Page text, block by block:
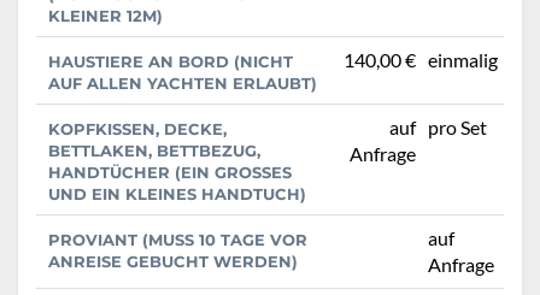
KLEINER 12M)
HAUSTIERE AN BORD (NICHT
AUF ALLEN YACHTEN ERLAUBT)
140,00 € einmalig
KOPFKISSEN, DECKE,
BETTLAKEN, BETTBEZUG,
HANDTÜCHER (EIN GROSSES U
ND EIN KLEINES HANDTUCH)
auf
Anfrage
pro Set
PROVIANT (MUSS 10 TAGE VOR
ANREISE GEBUCHT WERDEN)
auf
Anfrage